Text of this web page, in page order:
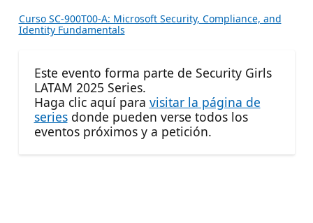
Curso SC-900T00-A: Microsoft Security, Compliance, and
Identity Fundamentals
Este evento forma parte de Security Girls
LATAM 2025 Series.
Haga clic aquí para visitar la página de
seriesdonde pueden verse todos los
eventos próximos y a petición.